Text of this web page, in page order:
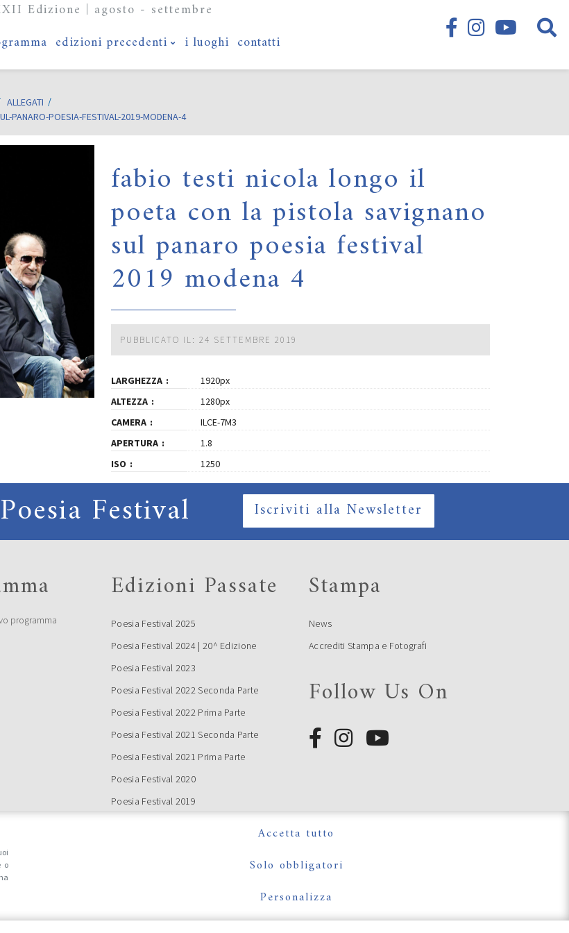
Edizione | agosto - settembre
edizioni precedenti i luoghi contatti
ALLEGATI
PANARO-POESIA-FESTIVAL-2019-MODENA-4
fabio testi nicola longo il
poeta con la pistola savignano
sul panaro poesia festival
2019 modena 4
PUBBLICATO IL: 24 SETTEMBRE 2019
LARGHEZZA
1920px
ALTEZZA
1280px
CAMERA
ILCE-7M3
APERTURA
1.8
ISO
1250
Festival Iscriviti alla Newsletter
programma
Edizioni Passate
Poesia Festival 2025
Poesia Festival 2024 | 20^ Edizione
Poesia Festival 2023
Poesia Festival 2022 Seconda Parte
Poesia Festival 2022 Prima Parte
Poesia Festival 2021 Seconda Parte
Poesia Festival 2021 Prima Parte
Poesia Festival 2020
Poesia Festival 2019
Stampa
News
Accrediti Stampa e Fotografi
Follow Us On
o
Accetta tutto
Solo obbligatori
Personalizza